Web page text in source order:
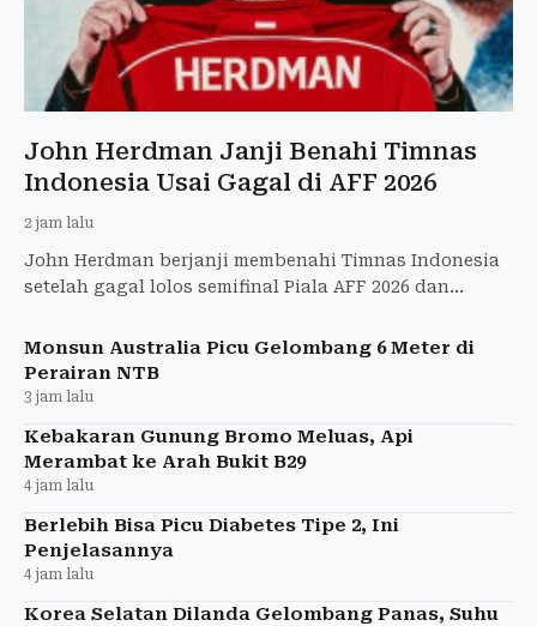
John Herdman Janji Benahi Timnas
Indonesia Usai Gagal di AFF 2026
2 jam lalu
John Herdman berjanji membenahi Timnas Indonesia
setelah gagal lolos semifinal Piala AFF 2026 dan
Monsun Australia Picu Gelombang 6 Meter di
Perairan NTB
3 jam lalu
Kebakaran Gunung Bromo Meluas, Api
Merambat ke Arah Bukit B29
4 jam lalu
Berlebih Bisa Picu Diabetes Tipe 2, Ini
Penjelasannya
4 jam lalu
Korea Selatan Dilanda Gelombang Panas, Suhu